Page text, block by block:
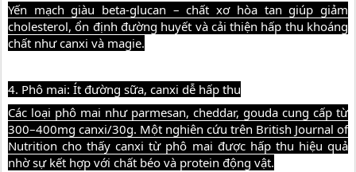
Yến mạch giàu beta-glucan – chất xơ hòa tan giúp giảm
cholesterol, ổn định đường huyết và cải thiện hấp thu khoáng
chất như canxi và magie.
4. Phô mai: Ít đường sữa, canxi dễ hấp thu
Các loại phô mai như parmesan, cheddar, gouda cung cấp từ
300–400mg canxi/30g. Một nghiên cứu trên British Journal of
Nutrition cho thấy canxi từ phô mai được hấp thu hiệu quả
nhờ sự kết hợp với chất béo và protein động vật.